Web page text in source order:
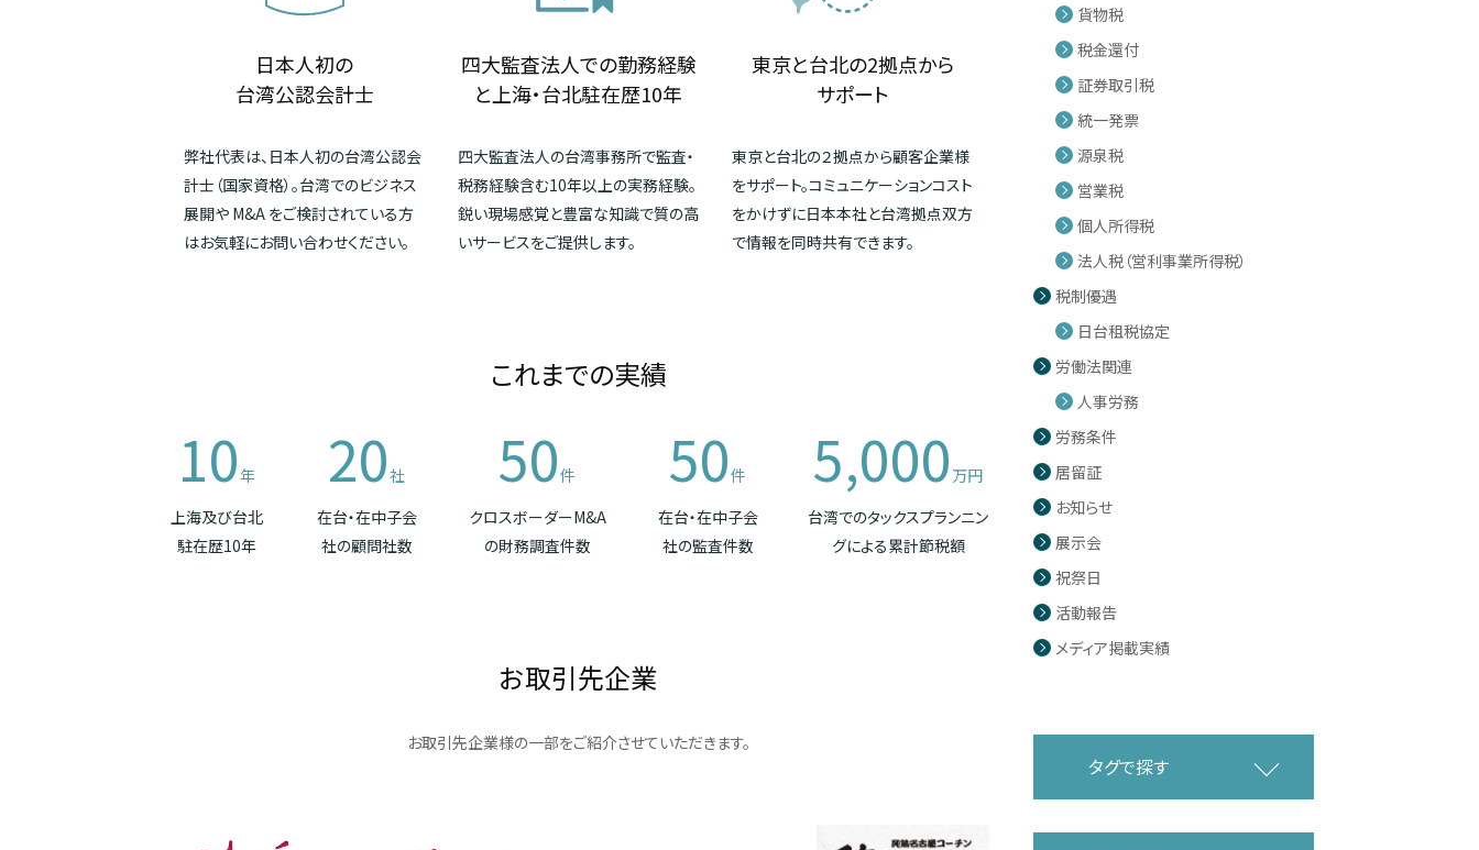
日本人初の
台湾公認会計士
弊社代表は、日本人初の台湾公認会
計士（国家資格）。台湾でのビジネス
展開や M&A をご検討されている方
はお気軽にお問い合わせください。
四大監査法人での勤務経験
と上海・台北駐在歴10年
四大監査法人の台湾事務所で監査・
税務経験含む10年以上の実務経験。
鋭い現場感覚と豊富な知識で質の高
いサービスをご提供します。
東京と台北の2拠点から
サポート
東京と台北の２拠点から顧客企業様
をサポート。コミュニケーションコスト
をかけずに日本本社と台湾拠点双方
で情報を同時共有できます。
これまでの実績
10年
上海及び台北
駐在歴10年
20社
在台・在中子会
社の顧問社数
50件
クロスボーダーM&A
の財務調査件数
50件
在台・在中子会
社の監査件数
5,000 万円
台湾でのタックスプランニン
グによる累計節税額
お取引先企業
お取引先企業様の一部をご紹介させていただきます。
貨物税
税金還付
証券取引税
統一発票
源泉税
営業税
個人所得税
法人税（営利事業所得税）
税制優遇
日台租税協定
労働法関連
人事労務
労務条件
居留証
お知らせ
展示会
祝祭日
活動報告
メディア掲載実績
タグで探す